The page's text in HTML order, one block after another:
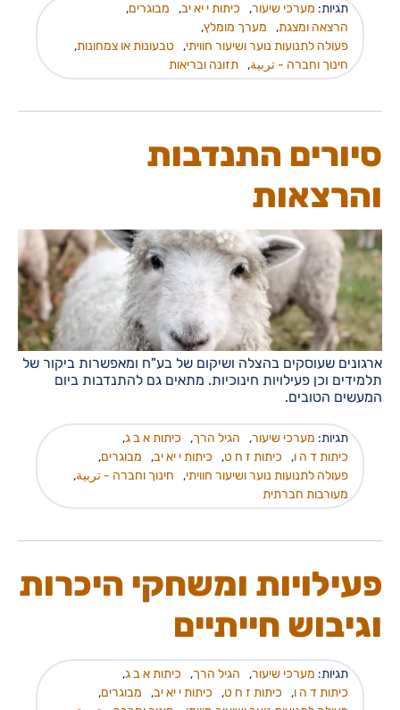
תגיות: מערכי שיעור, כיתות י יא יב, מבוגרים,
הרצאה ומצגת, מערך מומלץ,
פעולה לתנועות נוער ושיעור חוויתי, טבעונות או צמחונות,
חינוך וחברה - تربية, תזונה ובריאות
סיורים התנדבות
והרצאות
ארגונים שעוסקים בהצלה ושיקום של בע"ח ומאפשרות ביקור של
תלמידים וכן פעילויות חינוכיות. מתאים גם להתנדבות ביום
המעשים הטובים.
תגיות: מערכי שיעור, הגיל הרך, כיתות א ב ג,
כיתות ד ה ו, כיתות ז ח ט, כיתות י יא יב, מבוגרים,
פעולה לתנועות נוער ושיעור חוויתי, חינוך וחברה - تربية,
מעורבות חברתית
פעילויות ומשחקי היכרות
וגיבוש חייתיים
תגיות: מערכי שיעור, הגיל הרך, כיתות א ב ג,
כיתות ד ה ו, כיתות ז ח ט, כיתות י יא יב, מבוגרים,